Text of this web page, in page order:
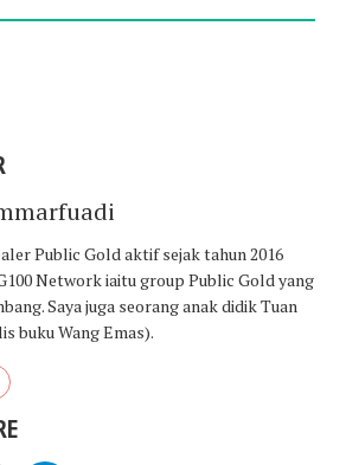
Public Gold aktif sejak tahun 2016
Network iaitu group Public Gold yang
Saya juga seorang anak didik Tuan
buku Wang Emas).